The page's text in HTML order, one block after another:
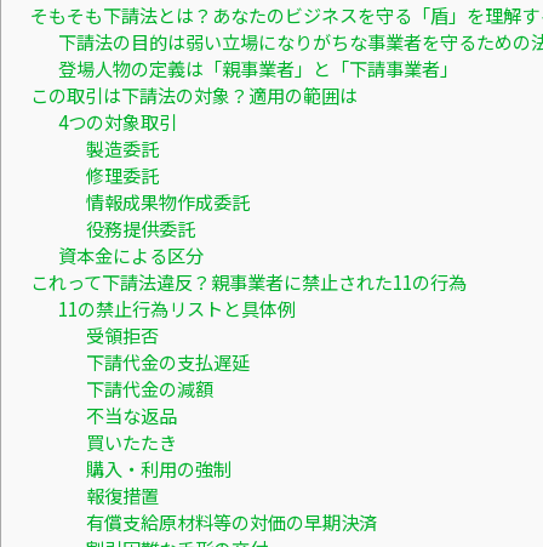
そもそも下請法とは？あなたのビジネスを守る「盾」を理解
下請法の目的は弱い立場になりがちな事業者を守るための
登場人物の定義は「親事業者」と「下請事業者」
この取引は下請法の対象？適用の範囲は
4つの対象取引
製造委託
修理委託
情報成果物作成委託
役務提供委託
資本金による区分
これって下請法違反？親事業者に禁止された11の行為
11の禁止行為リストと具体例
受領拒否
下請代金の支払遅延
下請代金の減額
不当な返品
買いたたき
購入・利用の強制
報復措置
有償支給原材料等の対価の早期決済